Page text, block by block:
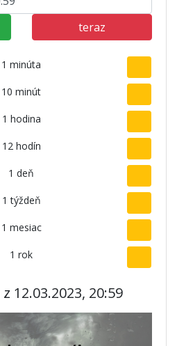
teraz
1 minúta
10 minút
1 hodina
12 hodín
1 deň
1 týždeň
1 mesiac
1 rok
12.03.2023, 20:59